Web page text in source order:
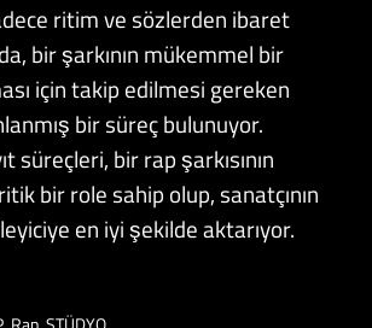
ritim ve sözlerden ibaret
bir şarkının mükemmel bir
için takip edilmesi gereken
bir süreç bulunuyor.
süreçleri, bir rap şarkısının
bir role sahip olup, sanatçının
en iyi şekilde aktarıyor.